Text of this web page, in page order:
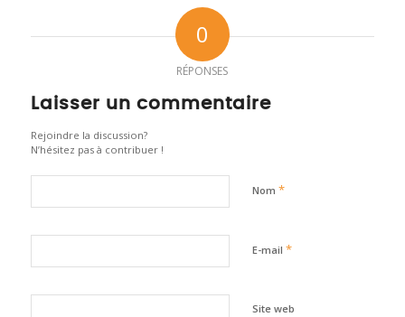
0
RÉPONSES
Laisser un commentaire
Rejoindre la discussion?
N’hésitez pas à contribuer !
Nom *
E-mail *
Site web